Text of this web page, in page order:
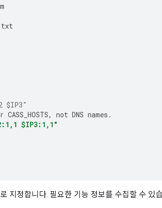
$IP3"
CASS_HOSTS, not DNS names .
$IP3:1,1"
지정합니다. 필요한 기능 정보를 수집할 수 있